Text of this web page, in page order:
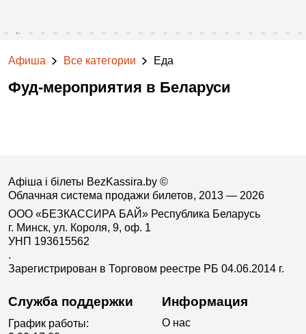
Афиша Все категории Еда
Фуд-мероприятия в Беларуси
Афіша і білеты BezKassira.by ©
Облачная система продажи билетов, 2013 — 2026
ООО «БЕЗКАССИРА БАЙ» Республика Беларусь
г. Минск, ул. Короля, 9, оф. 1
УНП 193615562
.
Зарегистрирован в Торговом реестре РБ 04.06.2014 г.
Служба поддержки
График работы:
Информация
О нас